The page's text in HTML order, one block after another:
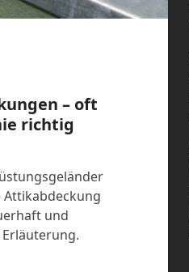
– oft
richtig
und